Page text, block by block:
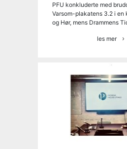
PFU konkluderte med
Varsom-plakatens 3.2 i en
og Hør, mens Drammens
les mer